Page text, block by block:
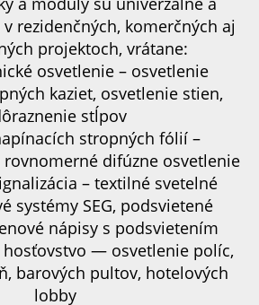
rezidenčných, komerčných aj
projektoch, vrátane:
osvetlenie – osvetlenie
kaziet, osvetlenie stien,
stĺpov
stropných fólií –
– textilné svetelné
systémy SEG, podsvietené
nápisy s podsvietením
— osvetlenie políc,
barových pultov, hotelových
lobby